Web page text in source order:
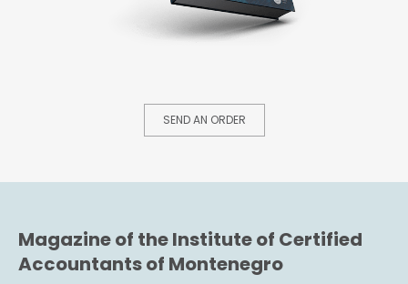
SEND AN ORDER
Magazine of the Institute of Certified
Accountants of Montenegro